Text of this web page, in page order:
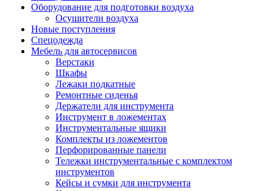
Оборудование для подготовки воздуха
Осушители воздуха
Новые поступления
Спецодежда
Мебель для автосервисов
Верстаки
Шкафы
Лежаки подкатные
Ремонтные сиденья
Держатели для инструмента
Инструмент в ложементах
Инструментальные ящики
Комплекты из ложементов
Перфорированные панели
Тележки инструментальные с комплектом
инструментов
Кейсы и сумки для инструмента